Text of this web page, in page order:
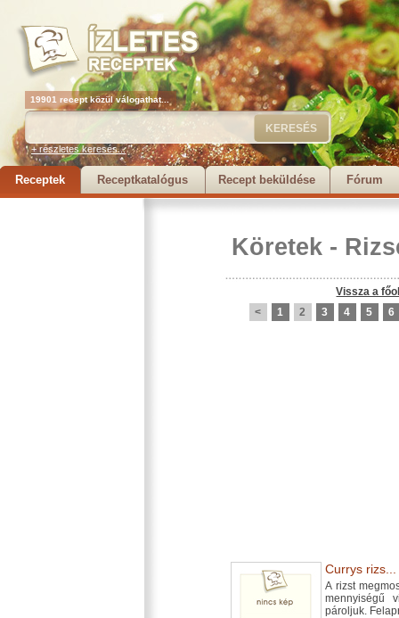
19901 recept közül válogathat...
+ részletes keresés...
Receptek Receptkatalógus Recept beküldése Fórum
Köretek -
Vissza a
<
1 2 3 4 5 6
Currys rizs...
A rizst
mennyiségű
pároljuk.